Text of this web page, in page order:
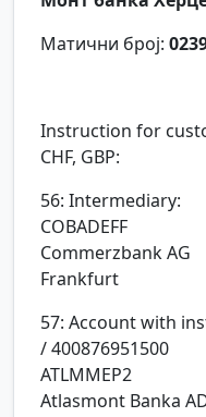
Матични број:
Instruction for
CHF, GBP:
56: Intermediary:
COBADEFF
Commerzbank AG
Frankfurt
57: Account with
/ 400876951500
ATLMMEP2
Atlasmont Banka